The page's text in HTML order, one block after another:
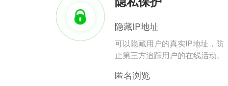
隐藏IP地址
可以隐藏用户的真实IP地址，防
止第三方追踪用户的在线活动。
匿名浏览